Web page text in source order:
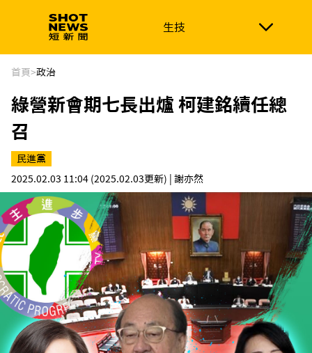
生技
生技 政治
新南向 體育
首頁>政治
綠營新會期七長出爐 柯建銘續任總
召
民進黨
2025.02.03 11:04 (2025.02.03更新) | 謝亦然